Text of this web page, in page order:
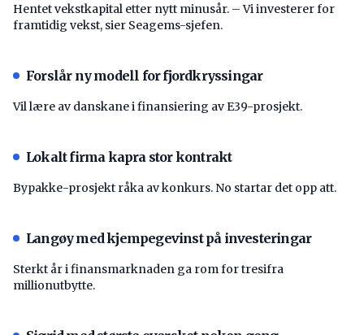
Hentet vekstkapital etter nytt minusår. – Vi investerer for
framtidig vekst, sier Seagems-sjefen.
Forslår ny modell for fjordkryssingar
Vil lære av danskane i finansiering av E39-prosjekt.
Lokalt firma kapra stor kontrakt
Bypakke-prosjekt råka av konkurs. No startar det opp att.
Langøy med kjempegevinst på investeringar
Sterkt år i finansmarknaden ga rom for tresifra
millionutbytte.